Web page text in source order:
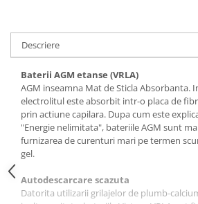
Descriere
Baterii AGM etanse (VRLA)
AGM inseamna Mat de Sticla Absorbanta.
electrolitul este absorbit intr-o placa de
prin actiune capilara. Dupa cum este
"Energie nelimitata", bateriile AGM sunt
furnizarea de curenturi mari pe termen
gel.
Autodescarcare scazuta
Datorita utilizarii grilajelor de plumb-